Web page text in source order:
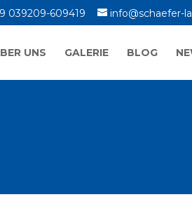
039209-609419 info@schaefer-
UNS GALERIE BLOG